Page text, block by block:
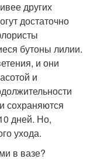
других
достаточно
бутоны лилии.
и они
и
сохраняются
дней. Но,
ухода.
в вазе?